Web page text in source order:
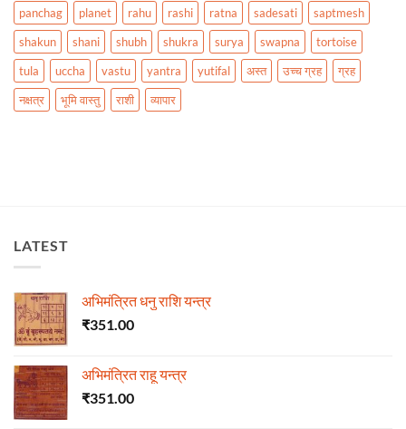
panchag planet rahu rashi ratna sadesati
saptmesh
shakun
shani shubh shukra surya swapna
tortoise
tula
uccha vastu yantra yutifal अस्त उच्च ग्रह
ग्रह
नक्षत्र
भूमि वास्तु राशी व्यापार
LATEST
अभिमंत्रित धनु राशि यन्त्र
₹351.00
अभिमंत्रित राहू यन्त्र
₹351.00